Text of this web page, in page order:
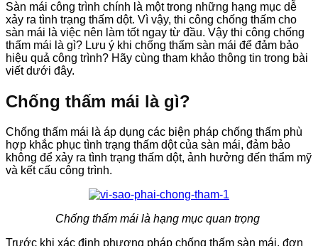
Sàn mái công trình chính là một trong những hạng mục dễ
xảy ra tình trạng thấm dột. Vì vậy, thi công chống thấm cho
sàn mái là việc nên làm tốt ngay từ đầu. Vậy thi công chống
thấm mái là gì? Lưu ý khi chống thấm sàn mái để đảm bảo
hiệu quả công trình? Hãy cùng tham khảo thông tin trong bài
viết dưới đây.
Chống thấm mái là gì?
Chống thấm mái là áp dụng các biện pháp chống thấm phù
hợp khắc phục tình trạng thấm dột của sàn mái, đảm bảo
không để xảy ra tình trạng thấm dột, ảnh hưởng đến thẩm mỹ
và kết cấu công trình.
Chống thấm mái là hạng mục quan trọng
Trước khi xác định phương pháp chống thấm sàn mái, đơn